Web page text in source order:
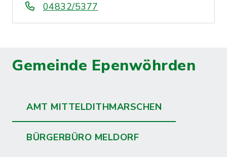
04832/5377
Gemeinde Epenwöhrden
AMT MITTELDITHMARSCHEN
BÜRGERBÜRO MELDORF